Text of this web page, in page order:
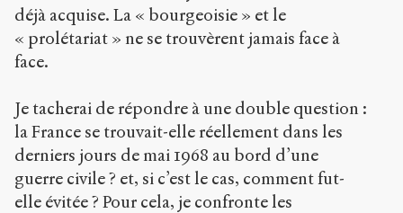
déjà acquise. La « bourgeoisie » et le
« prolétariat » ne se trouvèrent jamais face à
face.
Je tacherai de répondre à une double question :
la France se trouvait-elle réellement dans les
derniers jours de mai 1968 au bord d’une
guerre civile ? et, si c’est le cas, comment fut-
elle évitée ? Pour cela, je confronte les